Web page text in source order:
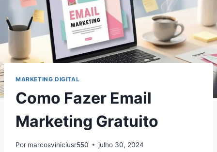
MARKETING DIGITAL
Como Fazer Email
Marketing Gratuito
Por marcosviniciusr550 julho 30, 2024